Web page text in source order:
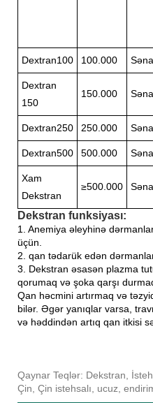
Dextran100 100.000
Dextran
150
150.000
Dextran250 250.000
Dextran500 500.000
Xam
Dekstran
≥500.000
Dekstran funksiyası:
1. Anemiya əleyhinə
üçün.
2. qan tədarük edən
3. Dekstran əsasən plazma
qorumaq və şoka qarşı
Qan həcmini artırmaq və
bilər. Əgər yanıqlar varsa,
və həddindən artıq qan itkisi
Qaynar Teqlər: Dekstran,
Çin, Çin istehsalı, ucuz,